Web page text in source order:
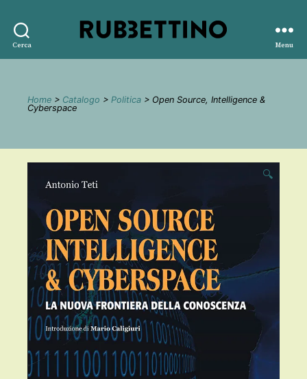
Cerca
editore
Menu
Home > Catalogo > Politica > Open Source, Intelligence &
Cyberspace
🔍